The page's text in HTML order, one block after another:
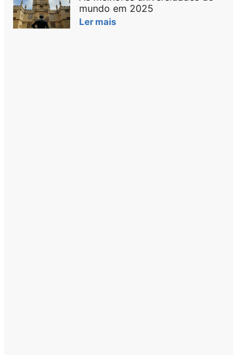
mundo em 2025
Ler mais